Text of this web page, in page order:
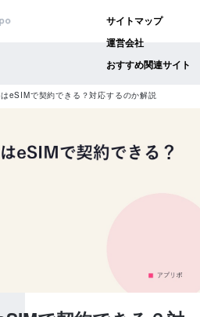
サイトマップ
運営会社
おすすめ関連サイト
eSIMで契約できる？対応するのか解説